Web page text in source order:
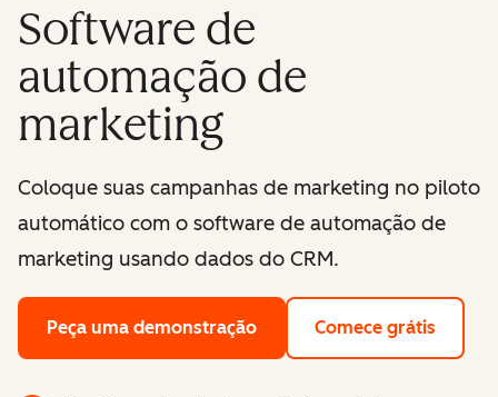
Software de
automação de
marketing
Coloque suas campanhas de marketing no piloto
automático com o software de automação de
marketing usando dados do CRM.
Peça uma demonstração Comece grátis